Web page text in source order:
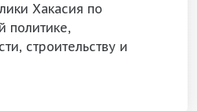
Хакасия по
политике,
строительству и